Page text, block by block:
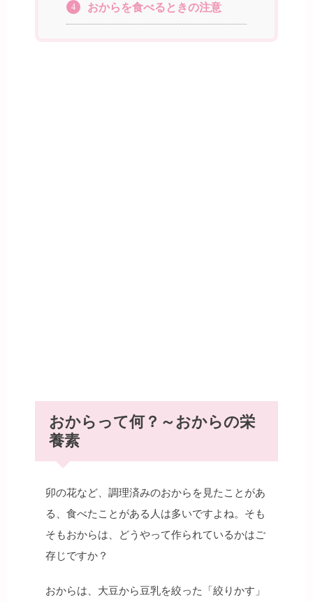
4 おからを食べるときの注意
おからって何？～おからの栄
養素
卯の花など、調理済みのおからを見たことがあ
る、食べたことがある人は多いですよね。そも
そもおからは、どうやって作られているかはご
存じですか？
おからは、大豆から豆乳を絞った「絞りかす」